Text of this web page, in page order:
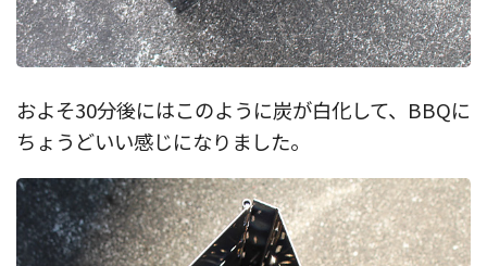
およそ30分後にはこのように炭が白化して、BBQに
ちょうどいい感じになりました。